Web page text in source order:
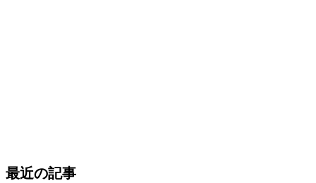
最近の記事